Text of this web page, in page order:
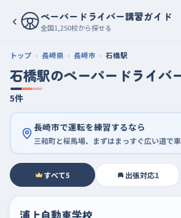
‹ ペーパードライバー講習ガイド
全国1,250校から探せる
トップ 長崎県 長崎市 石橋駅
石橋駅のペーパードライバ
5件
長崎市で運転を練習するなら
三和町と桜馬場、まずはまっすぐ広い道で
すべて5 出張対応1
浦上自動車学校